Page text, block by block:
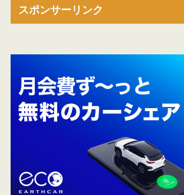
スポンサーリンク